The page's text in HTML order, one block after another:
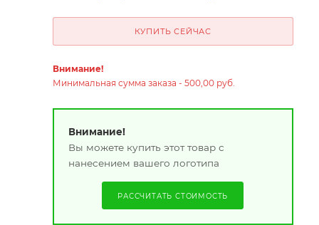
КУПИТЬ СЕЙЧАС
Внимание!
Минимальная сумма заказа - 500,00 руб.
Внимание!
Вы можете купить этот товар с
нанесением вашего логотипа
РАССЧИТАТЬ СТОИМОСТЬ